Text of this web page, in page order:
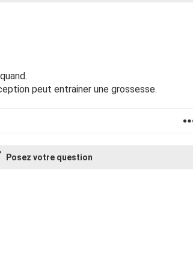
peut entrainer une grossesse.
Posez votre question